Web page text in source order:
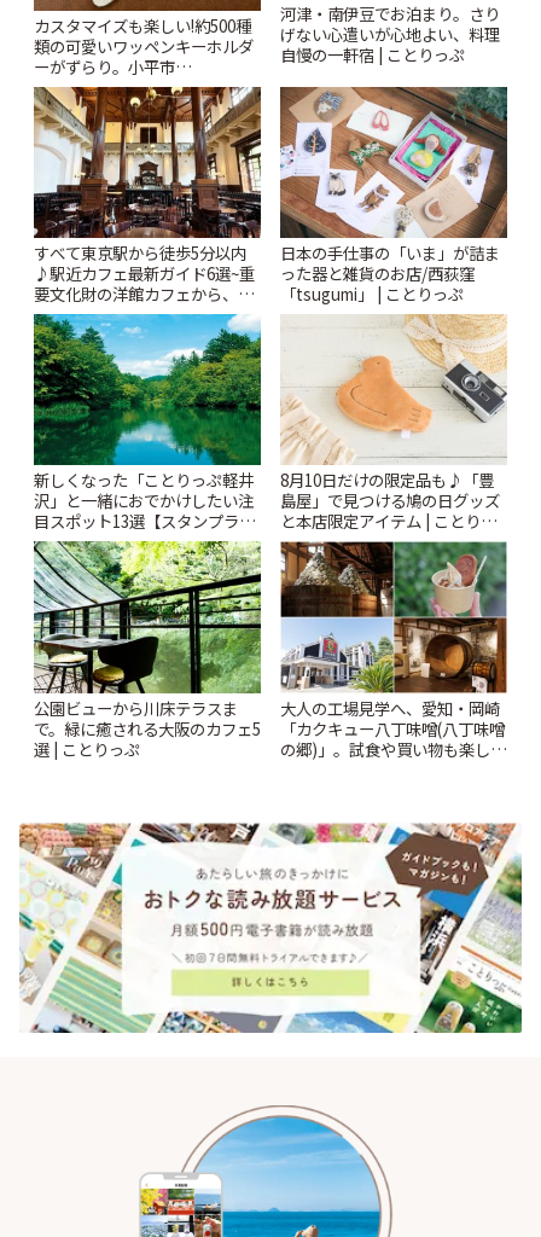
カスタマイズも楽しい!約500種
類の可愛いワッペンキーホルダ
ーがずらり。小平市
「Kimamaya T&K」 | ことりっ
ぷ
河津・南伊豆でお泊まり。さり
げない心遣いが心地よい、料理
自慢の一軒宿 | ことりっぷ
すべて東京駅から徒歩5分以内
♪駅近カフェ最新ガイド6選~重
要文化財の洋館カフェから、改
札すぐのレトロ喫茶まで~ | こと
りっぷ
日本の手仕事の「いま」が詰ま
った器と雑貨のお店/西荻窪
「tsugumi」 | ことりっぷ
新しくなった「ことりっぷ軽井
沢」と一緒におでかけしたい注
目スポット13選【スタンプラリ
ー開催中】 | ことりっぷ
8月10日だけの限定品も♪「豊
島屋」で見つける鳩の日グッズ
と本店限定アイテム | ことりっ
ぷ
公園ビューから川床テラスま
で。緑に癒される大阪のカフェ5
選 | ことりっぷ
大人の工場見学へ、愛知・岡崎
「カクキュー八丁味噌(八丁味噌
の郷)」。試食や買い物も楽しみ